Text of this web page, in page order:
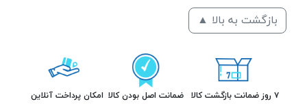
بازگشت به بالا ▲
۷ روز ضمانت بازگشت کالا ضمانت اصل بودن کالا امکان پرداخت آنلاین